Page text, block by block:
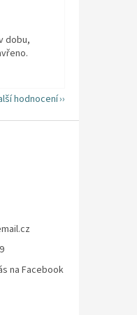
dobu,
hodnocení
na Facebook